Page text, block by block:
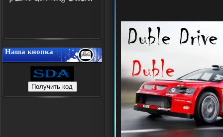
Наша кнопка